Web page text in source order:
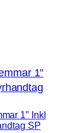
1″ Inkl
SP